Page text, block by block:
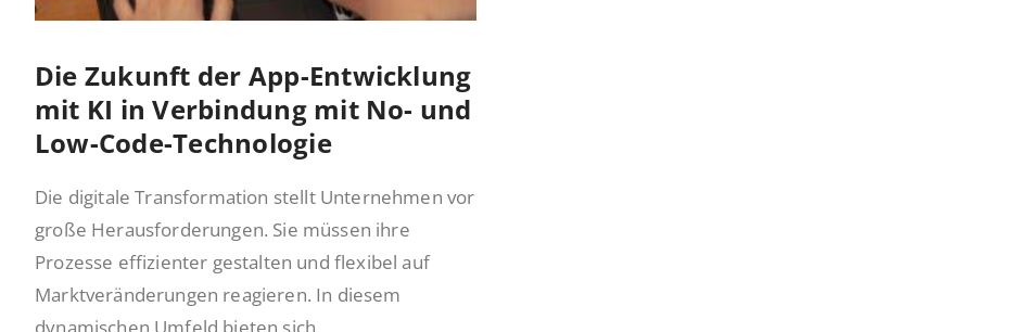
Die Zukunft der App-Entwicklung
mit KI in Verbindung mit No- und
Low-Code-Technologie
Die digitale Transformation stellt Unternehmen vor
große Herausforderungen. Sie müssen ihre
Prozesse effizienter gestalten und flexibel auf
Marktveränderungen reagieren. In diesem